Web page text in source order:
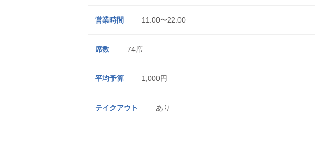
営業時間 11:00〜22:00
席数 74席
平均予算 1,000円
テイクアウト あり